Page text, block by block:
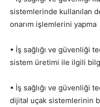
sistemlerinde kullanılan
onarım işlemlerini yapma
• İş sağlığı ve güvenliği
sistem üretimi ile ilgili
• İş sağlığı ve güvenliği
dijital uçak sistemlerinin